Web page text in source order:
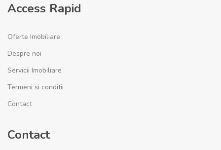
Access Rapid
Oferte Imobiliare
Despre noi
Servicii Imobiliare
Termeni si conditii
Contact
Contact